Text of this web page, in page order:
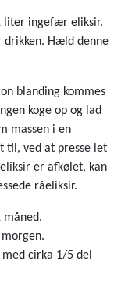
liter ingefær eliksir.
drikken. Hæld denne
blanding kommes
koge op og lad
massen i en
til, ved at presse let
er afkølet, kan
råeliksir.
måned.
cirka 1/5 del